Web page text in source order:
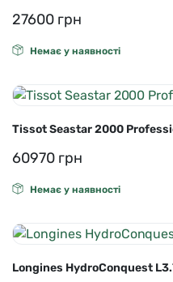
27600 грн
Немає у наявності
Tissot Seastar 2000
60970 грн
Немає у наявності
Longines HydroConquest